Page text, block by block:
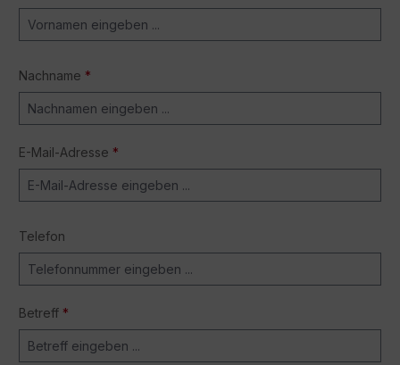
Nachname *
E-Mail-Adresse *
Telefon
Betreff *